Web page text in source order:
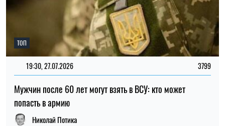
ТОП
19:30, 27.07.2026 3799
Мужчин после 60 лет могут взять в ВСУ: кто может
попасть в армию
Николай Потика